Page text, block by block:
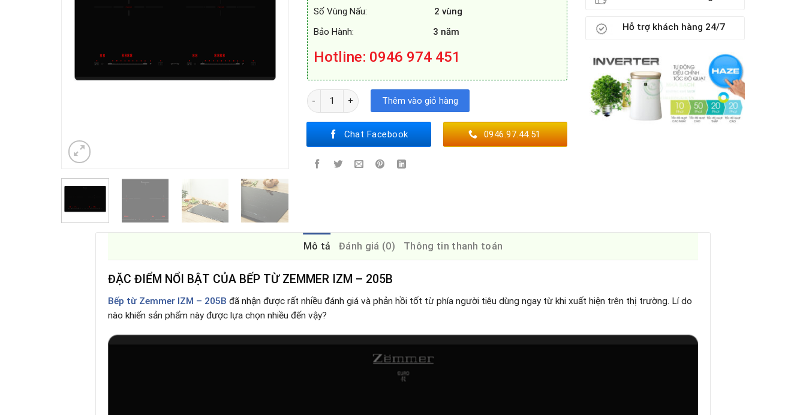
Số Vùng Nấu: 2 vùng
Bảo Hành: 3 năm
Hotline: 0946 974 451
BẾP TỪ ZEMMER IZM - 205B số lượng
Thêm vào giỏ hàng
Chat Facebook 0946.97.44.51
Hỗ trợ khách hàng 24/7
Mô tả Đánh giá (0) Thông tin thanh toán
ĐẶC ĐIỂM NỔI BẬT CỦA BẾP TỪ ZEMMER IZM – 205B
Bếp từ Zemmer IZM – 205B đã nhận được rất nhiều đánh giá và phản hồi tốt từ phía người tiêu dùng ngay từ khi xuất hiện trên thị trường. Lí do
nào khiến sản phẩm này được lựa chọn nhiều đến vậy?